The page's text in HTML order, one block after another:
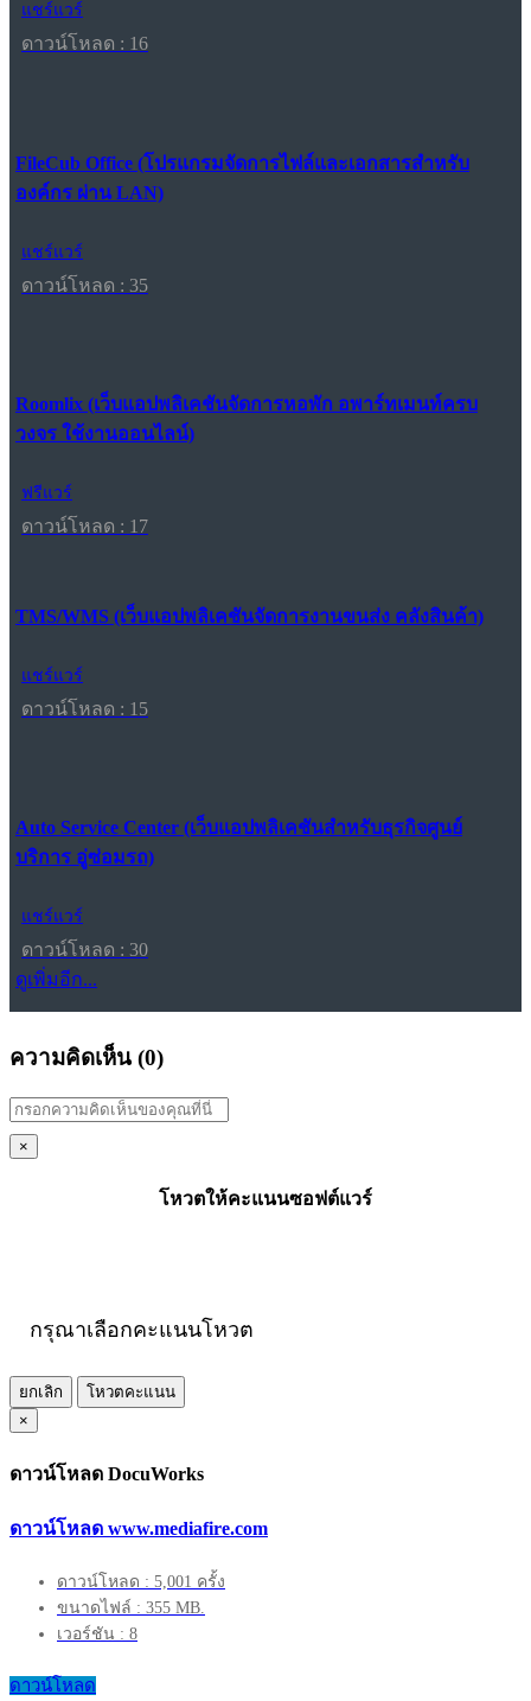
แชร์แวร์
ดาวน์โหลด : 16
FileCub Office (โปรแกรมจัดการไฟล์และเอกสารสำหรับ
องค์กร ผ่าน LAN)
แชร์แวร์
ดาวน์โหลด : 35
Roomlix (เว็บแอปพลิเคชันจัดการหอพัก อพาร์ทเมนท์ครบ
วงจร ใช้งานออนไลน์)
ฟรีแวร์
ดาวน์โหลด : 17
TMS/WMS (เว็บแอปพลิเคชันจัดการงานขนส่ง คลังสินค้า)
แชร์แวร์
ดาวน์โหลด : 15
Auto Service Center (เว็บแอปพลิเคชันสำหรับธุรกิจศูนย์
บริการ อู่ซ่อมรถ)
แชร์แวร์
ดาวน์โหลด : 30
ดูเพิ่มอีก...
ความคิดเห็น (0)
×
โหวตให้คะแนนซอฟต์แวร์
กรุณาเลือกคะแนนโหวต
ยกเลิก
โหวตคะแนน
×
ดาวน์โหลด DocuWorks
ดาวน์โหลด www.mediafire.com
ดาวน์โหลด : 5,001 ครั้ง
ขนาดไฟล์ : 355 MB.
เวอร์ชัน : 8
ดาวน์โหลด